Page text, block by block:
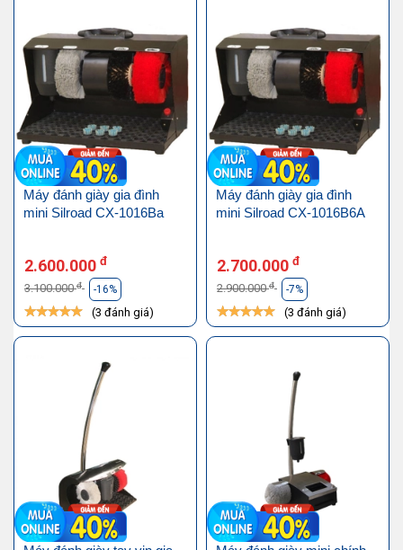
Máy đánh giày gia đình
mini Silroad CX-1016Ba
2.600.000 đ
3.100.000đ -16%
(3 đánh giá)
Máy đánh giày gia đình
mini Silroad CX-1016B6A
2.700.000 đ
2.900.000đ -7%
(3 đánh giá)